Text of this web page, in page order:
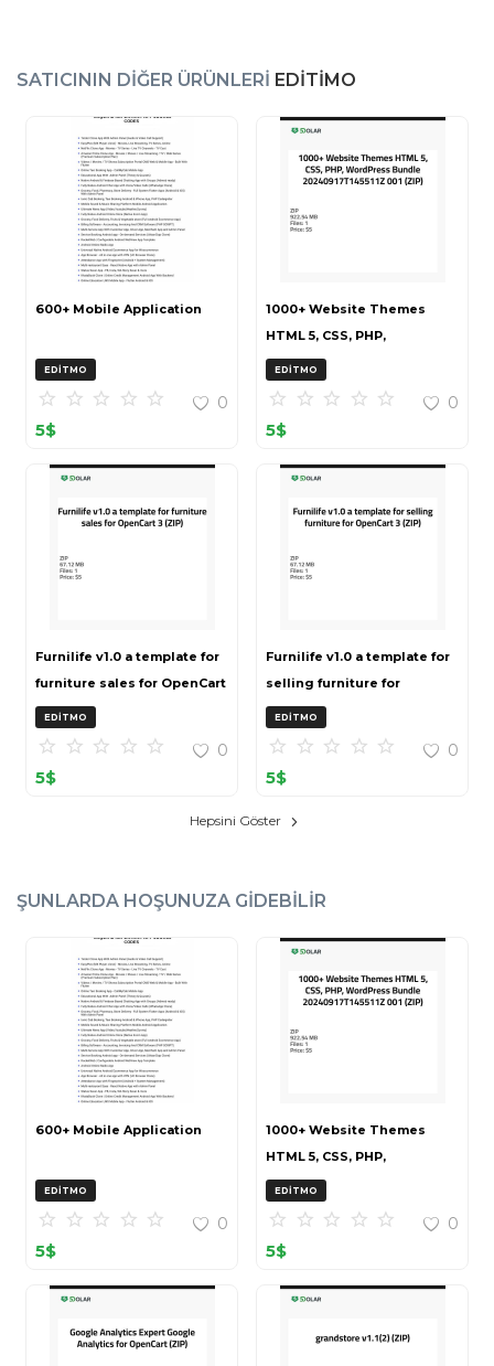
SATICININ DIĞER ÜRÜNLERI EDITIMO
600+ Mobile Application
EDITMO
0
5$
1000+ Website Themes
HTML 5, CSS, PHP,
WordPress Bundle
20240917T145511Z 001 (ZIP)
EDITMO
0
5$
Furnilife v1.0 a template for
furniture sales for OpenCart
3 (ZIP)
EDITMO
0
5$
Furnilife v1.0 a template for
selling furniture for
OpenCart 3 (ZIP)
EDITMO
0
5$
Hepsini Göster
ŞUNLARDA HOŞUNUZA GIDEBILIR
600+ Mobile Application
EDITMO
0
5$
1000+ Website Themes
HTML 5, CSS, PHP,
WordPress Bundle
20240917T145511Z 001 (ZIP)
EDITMO
0
5$